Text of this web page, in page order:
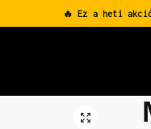
🔥 Ez a heti